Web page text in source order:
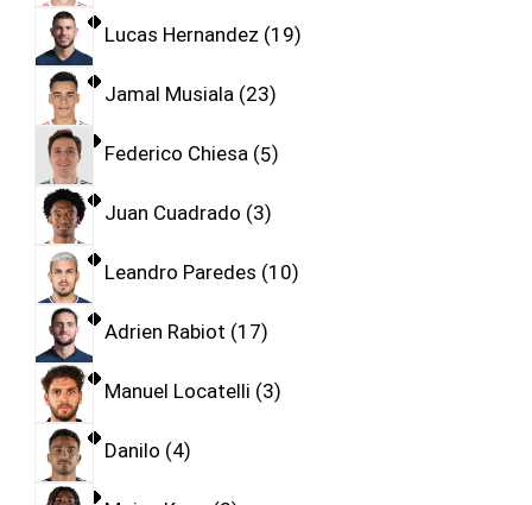
Lucas Hernandez 19
Jamal Musiala 23
Federico Chiesa 5
Juan Cuadrado 3
Leandro Paredes 10
Adrien Rabiot 17
Manuel Locatelli 3
Danilo 4